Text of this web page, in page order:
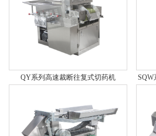
QY系列高速裁断往复式切药机
SQW